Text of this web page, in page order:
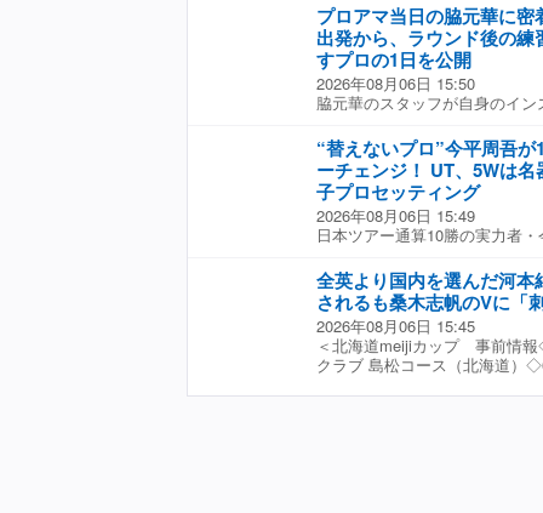
わらせず、アウトプットによ
見守る家族にも説明を行い、
た。動作の修正がいかに難し
丁寧に“定着”まで導く。レッ
た！」とハイタッチ。努力を
その一つひとつの積み重ねに
底的に指導。距離感の作り方
からウロコ”の内容が次々と示
保護者も熱心に見入っていた
ホールずつ帯同。実戦のなか
た。このイベントを通してジ
やるにも楽しむこと」だ。「
ルはあっていいと思うんです
スを楽しむことが大事だと思
なずく。「プロになるにして
も、“真剣だけど、それを楽し
ない。私も子どものときにゴ
プロセスを楽しんでいた。自
それを忘れてほしくない。楽
プロアマ当日の脇元華に
出発から、ラウンド後の
すプロの1日を公開
2026年08月06日 15:50
脇元華のスタッフが自身のイ
ル出発から、ラウンド後の練
を投稿した。 【動画】超接近
朝5時半にホテルを出発。脇元
「朝は必ず飲む」というコー
た「華プロはポケモンがとて
り、バッグにはピカチュウが
フガールズ」や福岡ソフトバ
ルに混ざり、面白ポーズをと
中、北海道を中心に展開する
立ち寄りおにぎりを買うとコ
ウォーミングアップを済ませ
ちいいショットを繰り返して
ドを終えると、本番に備えて
“替えないプロ”今平周吾
ーチェンジ！ UT、5Wは
子プロセッティング
2026年08月06日 15:49
日本ツアー通算10勝の実力者
にヤマハがゴルフ事業から撤
うに変わったのか？ クラブフ
てもらった。 【写真】今平が
の打痕がすご過ぎる！ ◇ ◇
ヤマハの『RMX116』ドライ
はついにタイトリストの『
イバー以外は昨年と変わって
全英より国内を選んだ河
されるも桑木志帆のVに「
2026年08月06日 15:45
＜北海道meijiカップ 事前情
クラブ 島松コース（北海道）
東建託・いい部屋ネットレデ